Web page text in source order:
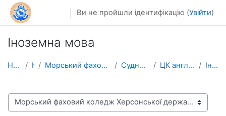
Перейти до головного вмісту
Ви не пройшли ідентифікацію (Увійти)
Іноземна мова
На головну Курси Морський фаховий коледж Херсонської державної морс... Судномеханічне відділення ЦК англійської мови СМВ та ЕМВ Іноземна мова
Категорії курсів